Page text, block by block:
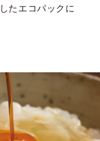
たエコパックに